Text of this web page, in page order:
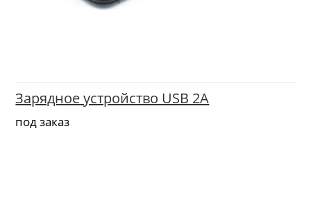
Зарядное устройство USB 2A
под заказ